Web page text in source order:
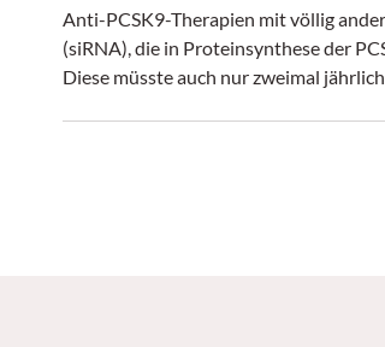
Anti-PCSK9-Therapien mit völlig
(siRNA), die in Proteinsynthese der
Diese müsste auch nur zweimal